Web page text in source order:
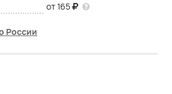
от 165
России